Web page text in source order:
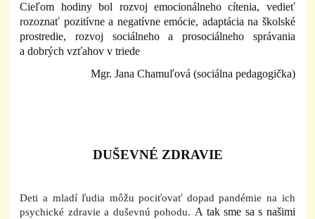
Cieľom hodiny bol rozvoj emocionálneho cítenia, vedieť
rozoznať pozitívne a negatívne emócie, adaptácia na školské
prostredie, rozvoj sociálneho a prosociálneho správania
a dobrých vzťahov v triede
Mgr. Jana Chamuľová (sociálna pedagogička)
DUŠEVNÉ ZDRAVIE
Deti a mladí ľudia môžu pociťovať dopad pandémie na ich
psychické zdravie a duševnú pohodu. A tak sme sa s našimi